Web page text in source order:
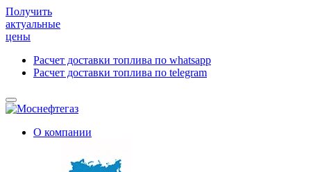
Получить
актуальные
цены
Расчет доставки топлива по whatsapp
Расчет доставки топлива по telegram
О компании